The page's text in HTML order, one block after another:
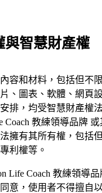
與智慧財產權
容和材料，包括但不
、圖表、軟體、網頁
排，均受智慧財產權
Coach 教練領導品牌
擁有其所有權，包括
利權等。
Life Coach 教練領導
意，使用者不得擅自